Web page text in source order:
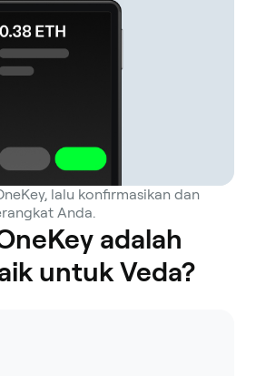
lalu konfirmasikan dan
Anda.
adalah
untuk Veda?